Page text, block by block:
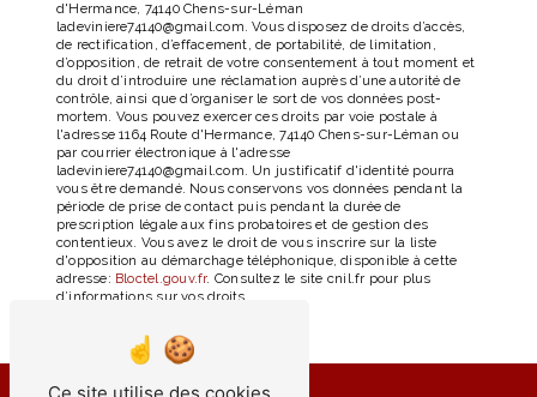
d'Hermance, 74140 Chens-sur-Léman
ladeviniere74140@gmail.com. Vous disposez de droits d’accès,
de rectification, d’effacement, de portabilité, de limitation,
d’opposition, de retrait de votre consentement à tout moment et
du droit d’introduire une réclamation auprès d’une autorité de
contrôle, ainsi que d’organiser le sort de vos données post-
mortem. Vous pouvez exercer ces droits par voie postale à
l'adresse 1164 Route d'Hermance, 74140 Chens-sur-Léman ou
par courrier électronique à l'adresse
ladeviniere74140@gmail.com. Un justificatif d'identité pourra
vous être demandé. Nous conservons vos données pendant la
période de prise de contact puis pendant la durée de
prescription légale aux fins probatoires et de gestion des
contentieux. Vous avez le droit de vous inscrire sur la liste
d'opposition au démarchage téléphonique, disponible à cette
adresse:
Bloctel.gouv.fr. Consultez le site cnil.fr pour plus
d’informations sur vos droits.